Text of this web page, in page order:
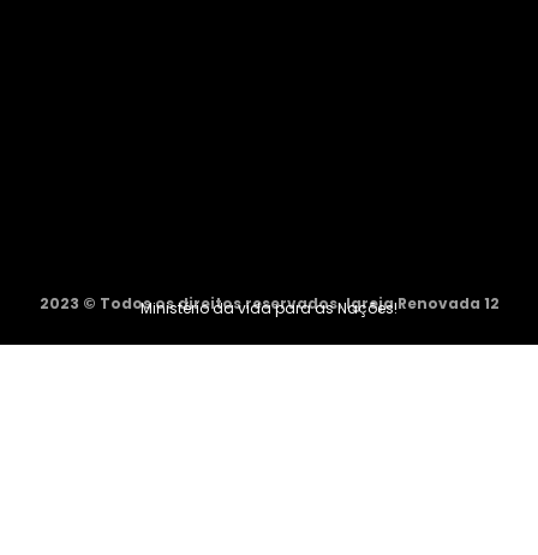
2023 © Todos os direitos reservados. Igreja Renovada 12
Ministério da vida para as Nações!